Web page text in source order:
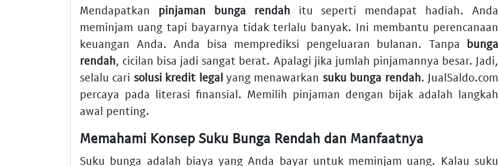
Mendapatkan pinjaman bunga rendah itu seperti mendapat hadiah. Anda
meminjam uang tapi bayarnya tidak terlalu banyak. Ini membantu perencanaan
keuangan Anda. Anda bisa memprediksi pengeluaran bulanan. Tanpa bunga
rendah, cicilan bisa jadi sangat berat. Apalagi jika jumlah pinjamannya besar. Jadi,
selalu cari solusi kredit legalyang menawarkan suku bunga rendah. JualSaldo.com
percaya pada literasi finansial. Memilih pinjaman dengan bijak adalah langkah
awal penting.
Memahami Konsep Suku Bunga Rendah dan Manfaatnya
Suku bunga adalah biaya yang Anda bayar untuk meminjam uang. Kalau suku